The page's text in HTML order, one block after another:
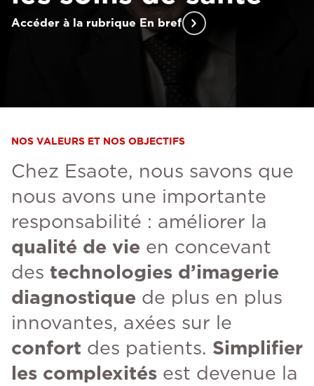
Accéder à la rubrique En bref
NOS VALEURS ET NOS OBJECTIFS
Chez Esaote, nous savons que
nous avons une importante
responsabilité : améliorer la
qualité de vie en concevant
des technologies d’imagerie
diagnostique de plus en plus
innovantes, axées sur le
confort des patients. Simplifier
les complexités est devenue la